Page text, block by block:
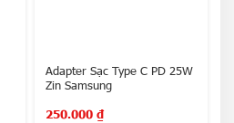
Adapter Sạc Type C PD 25W
Zin Samsung
250.000 ₫